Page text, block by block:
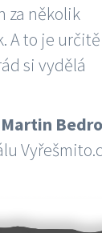
za několik
A to je určitě
si vydělá
Martin